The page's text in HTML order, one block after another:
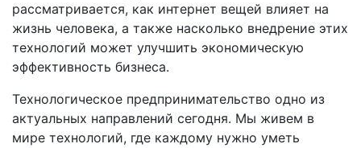
рассматривается, как интернет вещей влияет на
жизнь человека, а также насколько внедрение этих
технологий может улучшить экономическую
эффективность бизнеса.
Технологическое предпринимательство одно из
актуальных направлений сегодня. Мы живем в
мире технологий, где каждому нужно уметь